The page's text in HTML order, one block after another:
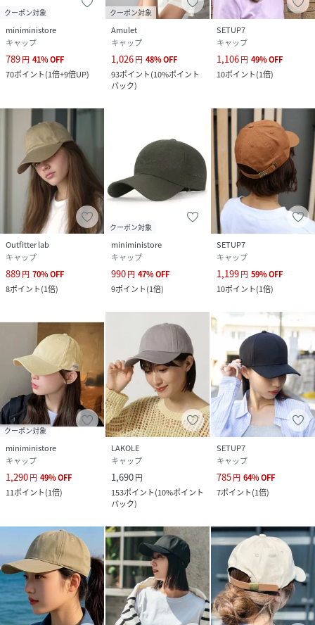
クーポン対象
miniministore
キャップ
789円 41%OFF
70ポイント(1倍+9倍UP)
クーポン対象
Amulet
キャップ
1,026円 48%OFF
93ポイント(10%ポイント
バック)
SETUP7
キャップ
1,106円 49%OFF
10ポイント(1倍)
Outfitter lab
キャップ
889円 70%OFF
8ポイント(1倍)
クーポン対象
miniministore
キャップ
990円 47%OFF
9ポイント(1倍)
SETUP7
キャップ
1,199円 59%OFF
10ポイント(1倍)
クーポン対象
miniministore
キャップ
1,290円 49%OFF
11ポイント(1倍)
LAKOLE
キャップ
1,690円
153ポイント(10%ポイント
バック)
SETUP7
キャップ
785円 64%OFF
7ポイント(1倍)